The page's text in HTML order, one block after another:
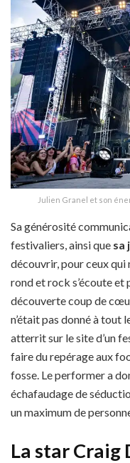
Julien Granel et son
Sa générosité
festivaliers, ainsi que sa
découvrir, pour ceux qui
rond et rock s’écoute
découverte coup de
n’était pas donné à tout
atterrit sur le site d’un
faire du repérage aux
fosse. Le performer a
échafaudage de
un maximum de
La star Craig